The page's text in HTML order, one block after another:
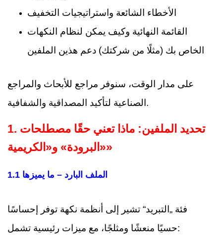
الأخطاء الشائعة واستراتيجيات التخفيف
القائمة النهائية وكيف يمكن لنظام النكهات
الخاص بك (مثلًا من شركتك) دعم هذين الملفين
على مدار الوقت، سنوفر مراجع للأبحاث والمراجع
الصناعية لتأكيد المصداقية والشفافية.
1. تحديد الملفين: ماذا تعني حقًا مصطلحات
«البرودة» و«الكريمية»
1.1 الملف البارد – ما يميزها
فئة „التبريد“ تشير إلى أنظمة نكهة توفر إحساسًا
حسيًا منعشًا ومثلجًا، مع ميزات رئيسية تشمل: